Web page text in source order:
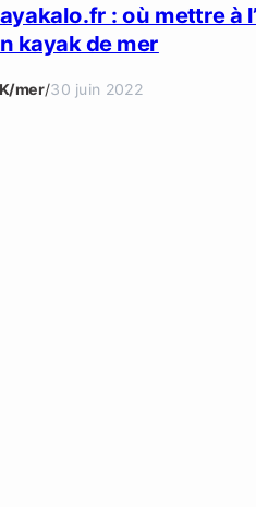
: où mettre à
kayak de mer
mer/30 juin 2022